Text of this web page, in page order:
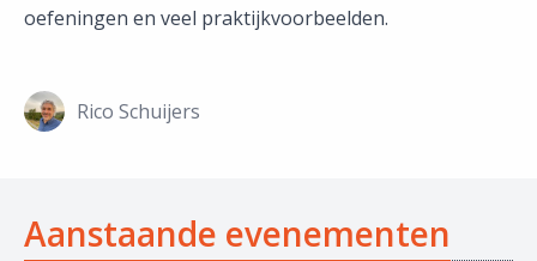
oefeningen en veel praktijkvoorbeelden.
Rico Schuijers
Aanstaande evenementen